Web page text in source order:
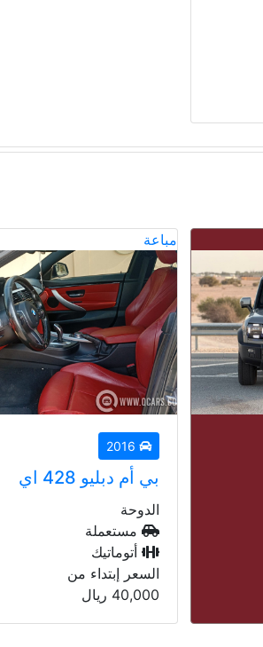
مباعة
2014
لاند روفر رنج روفر فوغ
الدوحة
مستعملة
أتوماتيك
السعر إبتداء من
45,000 ريال